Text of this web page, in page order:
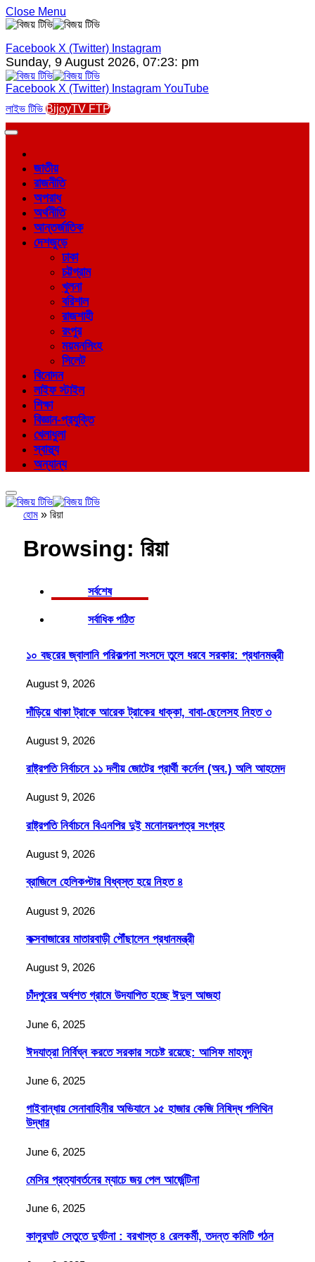
Close Menu
Facebook X (Twitter) Instagram
Sunday, 9 August 2026, 07:23: pm
Facebook X (Twitter) Instagram YouTube
লাইভ টিভি BijoyTV FTP
জাতীয়
রাজনীতি
অপরাধ
অর্থনীতি
আন্তর্জাতিক
দেশজুড়ে
ঢাকা
চট্টগ্রাম
খুলনা
বরিশাল
রাজশাহী
রংপুর
ময়মনসিংহ
সিলেট
বিনোদন
লাইফ স্টাইল
শিক্ষা
বিজ্ঞান-প্রযুক্তি
খেলাধুলা
স্বাস্থ্য
অন্যান্য
হোম » রিয়া
Browsing: রিয়া
সর্বশেষ
সর্বাধিক পঠিত
১০ বছরের জ্বালানি পরিকল্পনা সংসদে তুলে ধরবে সরকার: প্রধানমন্ত্রী
August 9, 2026
দাঁড়িয়ে থাকা ট্রাকে আরেক ট্রাকের ধাক্কা, বাবা-ছেলেসহ নিহত ৩
August 9, 2026
রাষ্ট্রপতি নির্বাচনে ১১ দলীয় জোটের প্রার্থী কর্নেল (অব.) অলি আহমেদ
August 9, 2026
রাষ্ট্রপতি নির্বাচনে বিএনপির দুই মনোনয়নপত্র সংগ্রহ
August 9, 2026
ব্রাজিলে হেলিকপ্টার বিধ্বস্ত হয়ে নিহত ৪
August 9, 2026
কক্সবাজারের মাতারবাড়ী পৌঁছালেন প্রধানমন্ত্রী
August 9, 2026
চাঁদপুরের অর্ধশত গ্রামে উদযাপিত হচ্ছে ঈদুল আজহা
June 6, 2025
ঈদযাত্রা নির্বিঘ্ন করতে সরকার সচেষ্ট রয়েছে: আসিফ মাহমুদ
June 6, 2025
গাইবান্ধায় সেনাবাহিনীর অভিযানে ১৫ হাজার কেজি নিষিদ্ধ পলিথিন
উদ্ধার
June 6, 2025
মেসির প্রত্যাবর্তনের ম্যাচে জয় পেল আর্জেন্টিনা
June 6, 2025
কালুরঘাট সেতুতে দুর্ঘটনা : বরখাস্ত ৪ রেলকর্মী, তদন্ত কমিটি গঠন